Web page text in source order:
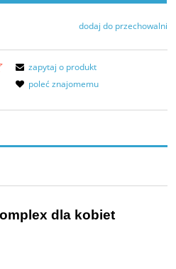
dodaj do przechowalni
zapytaj o produkt
poleć znajomemu
dla kobiet